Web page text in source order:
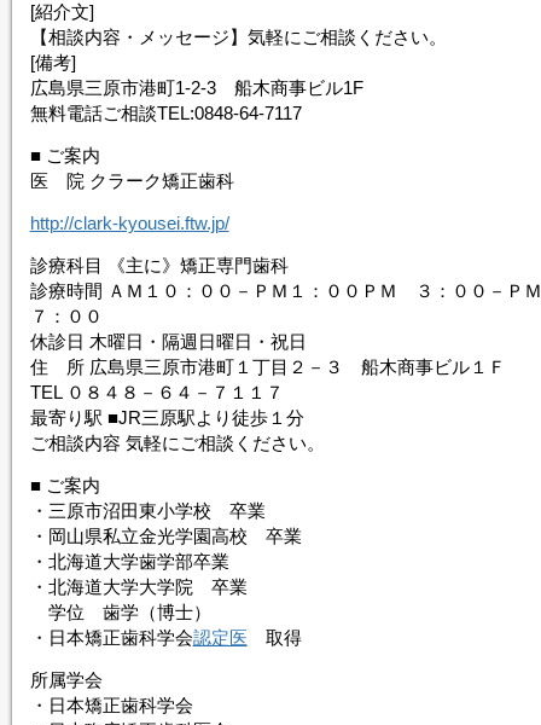
[紹介文]
【相談内容・メッセージ】気軽にご相談ください。
[備考]
広島県三原市港町1-2-3 船木商事ビル1F
無料電話ご相談TEL:0848-64-7117
■ ご案内
医 院 クラーク矯正歯科
http://clark-kyousei.ftw.jp/
診療科目 《主に》矯正専門歯科
診療時間 ＡＭ１０：００－ＰＭ１：００ＰＭ ３：００－ＰＭ
７：００
休診日 木曜日・隔週日曜日・祝日
住 所 広島県三原市港町１丁目２－３ 船木商事ビル１Ｆ
TEL ０８４８－６４－７１１７
最寄り駅 ■JR三原駅より徒歩１分
ご相談内容 気軽にご相談ください。
■ ご案内
・三原市沼田東小学校 卒業
・岡山県私立金光学園高校 卒業
・北海道大学歯学部卒業
・北海道大学大学院 卒業
学位 歯学（博士）
・日本矯正歯科学会認定医 取得
所属学会
・日本矯正歯科学会